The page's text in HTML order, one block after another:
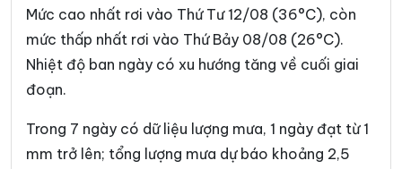
Xã Cát Tiên 3 Xã Cư Jút
Xã D’Ran Xã Đạ Huoai
Xã Đạ Tẻh 3 Xã Đắk Mil
Mức cao nhất rơi vào Thứ Tư 12/08 (36°C), còn
mức thấp nhất rơi vào Thứ Bảy 08/08 (26°C).
Nhiệt độ ban ngày có xu hướng tăng về cuối giai
đoạn.
Trong 7 ngày có dữ liệu lượng mưa, 1 ngày đạt từ 1
mm trở lên; tổng lượng mưa dự báo khoảng 2,5